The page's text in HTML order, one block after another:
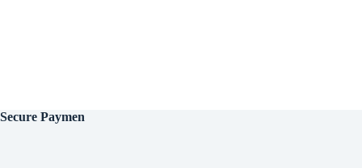
Secure Paymen